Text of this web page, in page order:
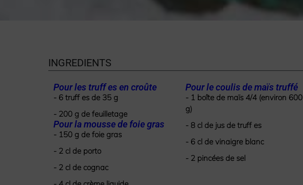
INGREDIENTS
Pour les truff es en croûte
- 6 truff es de 35 g
- 200 g de feuilletage
Pour la mousse de foie gras
- 150 g de foie gras
- 2 cl de porto
- 2 cl de cognac
Pour le coulis de maïs truffé
- 1 boîte de maïs 4/4 (environ 600
g)
- 8 cl de jus de truff es
- 6 cl de vinaigre blanc
- 2 pincées de sel